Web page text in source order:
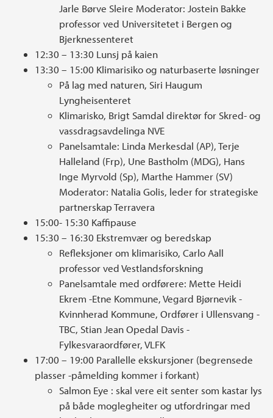
Jarle Børve Sleire Moderator: Jostein Bakke
professor ved Universitetet i Bergen og
Bjerknessenteret
12:30 – 13:30 Lunsj på kaien
13:30 – 15:00 Klimarisiko og naturbaserte løsninger
På lag med naturen, Siri Haugum
Lyngheisenteret
Klimarisko, Brigt Samdal direktør for Skred- og
vassdragsavdelinga NVE
Panelsamtale: Linda Merkesdal (AP), Terje
Halleland (Frp), Une Bastholm (MDG), Hans
Inge Myrvold (Sp), Marthe Hammer (SV)
Moderator: Natalia Golis, leder for strategiske
partnerskap Terravera
15:00- 15:30 Kaffipause
15:30 – 16:30 Ekstremvær og beredskap
Refleksjoner om klimarisiko, Carlo Aall
professor ved Vestlandsforskning
Panelsamtale med ordførere: Mette Heidi
Ekrem -Etne Kommune, Vegard Bjørnevik -
Kvinnherad Kommune, Ordfører i Ullensvang -
TBC, Stian Jean Opedal Davis -
Fylkesvaraordfører, VLFK
17:00 – 19:00 Parallelle ekskursjoner (begrensede
plasser -påmelding kommer i forkant)
Salmon Eye : skal vere eit senter som kastar lys
på både moglegheiter og utfordringar med